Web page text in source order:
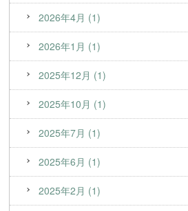
2026年4月 (1)
2026年1月 (1)
2025年12月 (1)
2025年10月 (1)
2025年7月 (1)
2025年6月 (1)
2025年2月 (1)